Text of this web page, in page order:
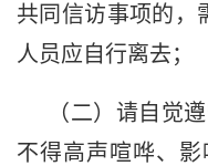
共同信访事项的，
人员应自行离去；
（二）请自觉
不得高声喧哗、